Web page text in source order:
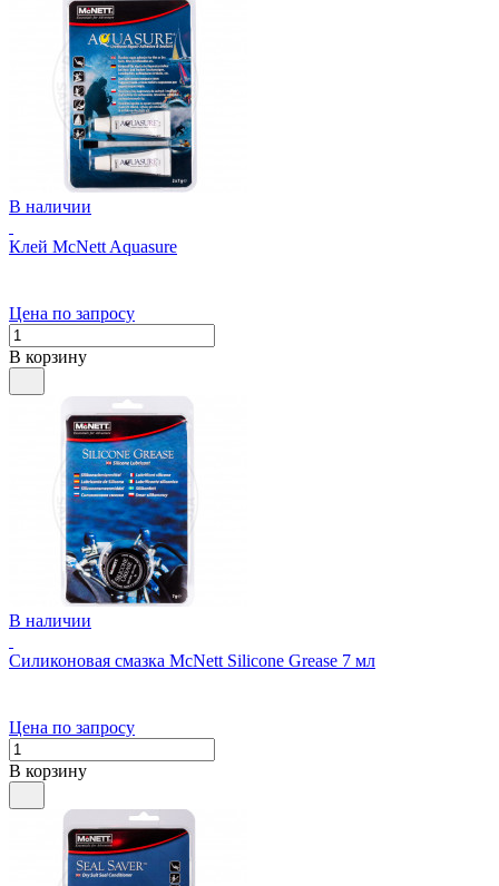
В наличии
Клей McNett Aquasure
Цена по запросу
В корзину
В наличии
Силиконовая смазка McNett Silicone Grease 7 мл
Цена по запросу
В корзину